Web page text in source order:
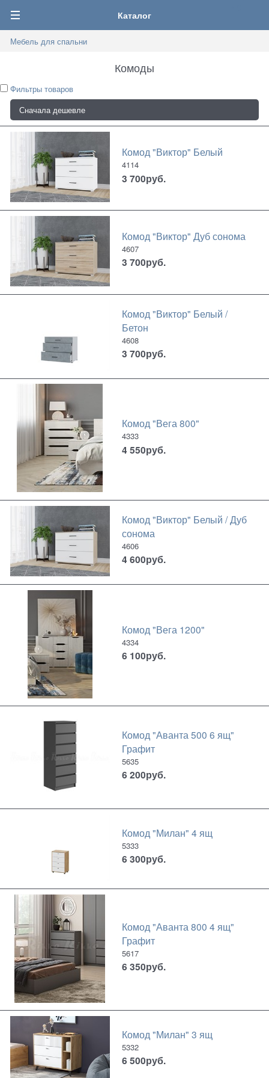
Каталог
Мебель для спальни
Комоды
Фильтры товаров
Комод "Виктор" Белый
4114
3 700руб.
Комод "Виктор" Дуб сонома
4607
3 700руб.
Комод "Виктор" Белый /
Бетон
4608
3 700руб.
Комод "Вега 800"
4333
4 550руб.
Комод "Виктор" Белый / Дуб
сонома
4606
4 600руб.
Комод "Вега 1200"
4334
6 100руб.
Комод "Аванта 500 6 ящ"
Графит
5635
6 200руб.
Комод "Милан" 4 ящ
5333
6 300руб.
Комод "Аванта 800 4 ящ"
Графит
5617
6 350руб.
Комод "Милан" 3 ящ
5332
6 500руб.